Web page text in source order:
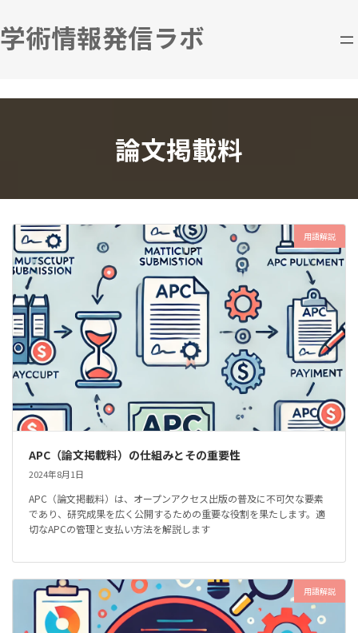
ン
テ
へ
ビ
ゲ
ョ
学術情報発信ラボ
論文掲載料
用語解説
APC（論文掲載料）の仕組みとその重要性
2024年8月1日
APC（論文掲載料）は、オープンアクセス出版の普及に不可欠な要素
であり、研究成果を広く公開するための重要な役割を果たします。適
切なAPCの管理と支払い方法を解説します
用語解説